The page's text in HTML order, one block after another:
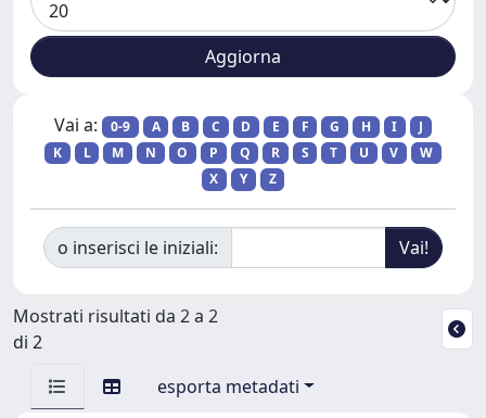
Vai a: 0-9 A B C D E F G H I
J
K
L M N O P Q R S T U V
W
X
Y Z
o inserisci le iniziali:
Mostrati risultati da 2 a 2
di 2
esporta metadati